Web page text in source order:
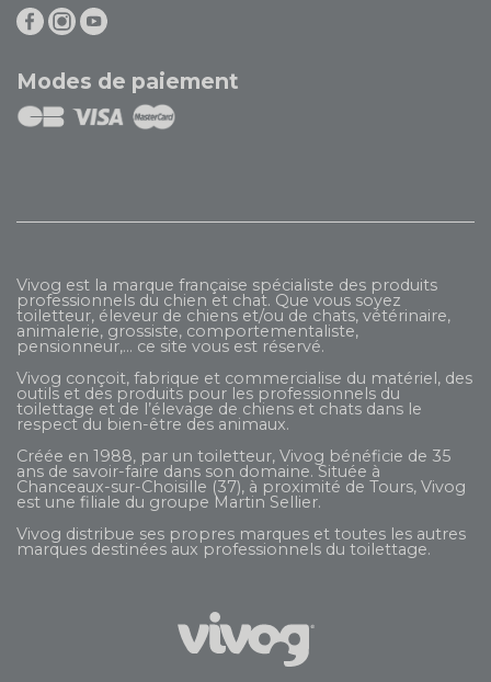
Modes de paiement
Vivog est la marque française spécialiste des produits
professionnels du chien et chat. Que vous soyez
toiletteur, éleveur de chiens et/ou de chats, vétérinaire,
animalerie, grossiste, comportementaliste,
pensionneur,... ce site vous est réservé.
Vivog conçoit, fabrique et commercialise du matériel, des
outils et des produits pour les professionnels du
toilettage et de l’élevage de chiens et chats dans le
respect du bien-être des animaux.
Créée en 1988, par un toiletteur, Vivog bénéficie de 35
ans de savoir-faire dans son domaine. Située à
Chanceaux-sur-Choisille (37), à proximité de Tours, Vivog
est une filiale du groupe Martin Sellier.
Vivog distribue ses propres marques et toutes les autres
marques destinées aux professionnels du toilettage.